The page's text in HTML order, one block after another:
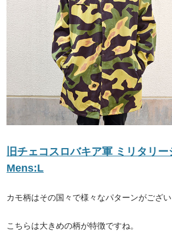
旧チェコスロバキア軍 ミリタリー
Mens:L
カモ柄はその国々で様々なパターンがござい
こちらは大きめの柄が特徴ですね。